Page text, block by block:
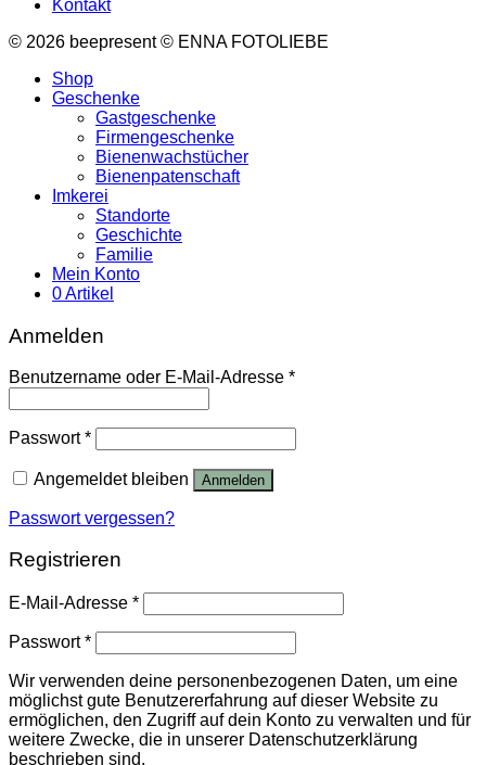
Kontakt
© 2026 beepresent © ENNA FOTOLIEBE
Shop
Geschenke
Gastgeschenke
Firmengeschenke
Bienenwachstücher
Bienenpatenschaft
Imkerei
Standorte
Geschichte
Familie
Mein Konto
0 Artikel
Anmelden
Benutzername oder E-Mail-Adresse *
Passwort*
Angemeldet bleiben Anmelden
Passwort vergessen?
Registrieren
E-Mail-Adresse *
Passwort*
Wir verwenden deine personenbezogenen Daten, um eine
möglichst gute Benutzererfahrung auf dieser Website zu
ermöglichen, den Zugriff auf dein Konto zu verwalten und für
weitere Zwecke, die in unserer Datenschutzerklärung
beschrieben sind.